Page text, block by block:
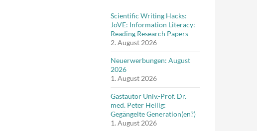
Scientific Writing Hacks:
JoVE: Information Literacy:
Reading Research Papers
2. August 2026
Neuerwerbungen: August
2026
1. August 2026
Gastautor Univ.-Prof. Dr.
med. Peter Heilig:
Gegängelte Generation(en?)
1. August 2026